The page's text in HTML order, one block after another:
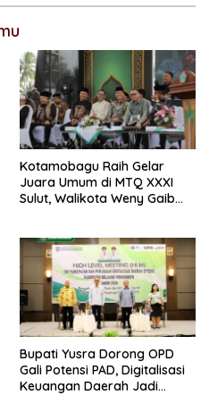
Kotamobagu Raih Gelar
Juara Umum di MTQ XXXI
Sulut, Walikota Weny Gaib
Bupati Yusra Dorong OPD
Gali Potensi PAD, Digitalisasi
Keuangan Daerah Jadi